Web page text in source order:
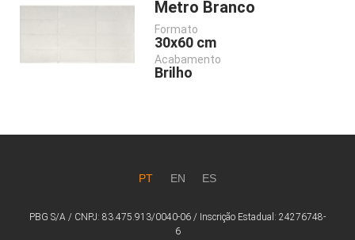
Metro Branco
Formato
30x60 cm
Acabamento
Brilho
PT EN ES
PBG S/A / CNPJ: 83.475.913/0040-06 / Inscrição Estadual: 24276748-
6